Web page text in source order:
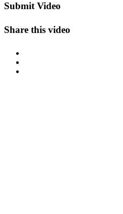
Submit Video
Share this video